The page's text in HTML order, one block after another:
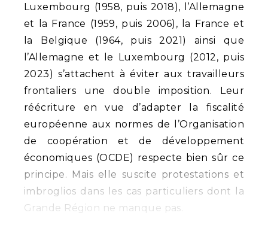
Luxembourg (1958, puis 2018), l’Allemagne
et la France (1959, puis 2006), la France et
la Belgique (1964, puis 2021) ainsi que
l’Allemagne et le Luxembourg (2012, puis
2023) s’attachent à éviter aux travailleurs
frontaliers une double imposition. Leur
réécriture en vue d’adapter la fiscalité
européenne aux normes de l’Organisation
de coopération et de développement
économiques (OCDE) respecte bien sûr ce
principe. Mais elle suscite protestations et
imbroglios dans les cas particuliers dont la
Grande Région ne manque pas.